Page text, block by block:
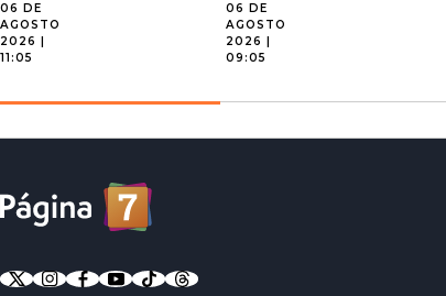
06 DE
AGOSTO
2026 |
11:05
06 DE
AGOSTO
2026 |
09:05